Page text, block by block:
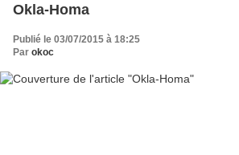
Okla-Homa
Publié le 03/07/2015 à 18:25
Par okoc